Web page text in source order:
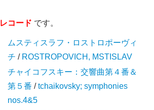
レコード です。
ムスティスラフ・ロストロポーヴィ
チ / ROSTROPOVICH, MSTISLAV
チャイコフスキー：交響曲第４番＆
第５番 /tchaikovsky; symphonies
nos.4&5